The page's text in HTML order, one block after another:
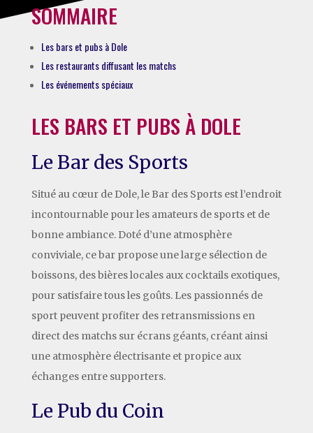
SOMMAIRE
Les bars et pubs à Dole
Les restaurants diffusant les matchs
Les événements spéciaux
LES BARS ET PUBS À DOLE
Le Bar des Sports
Situé au cœur de Dole, le Bar des Sports est l’endroit
incontournable pour les amateurs de sports et de
bonne ambiance. Doté d’une atmosphère
conviviale, ce bar propose une large sélection de
boissons, des bières locales aux cocktails exotiques,
pour satisfaire tous les goûts. Les passionnés de
sport peuvent profiter des retransmissions en
direct des matchs sur écrans géants, créant ainsi
une atmosphère électrisante et propice aux
échanges entre supporters.
Le Pub du Coin